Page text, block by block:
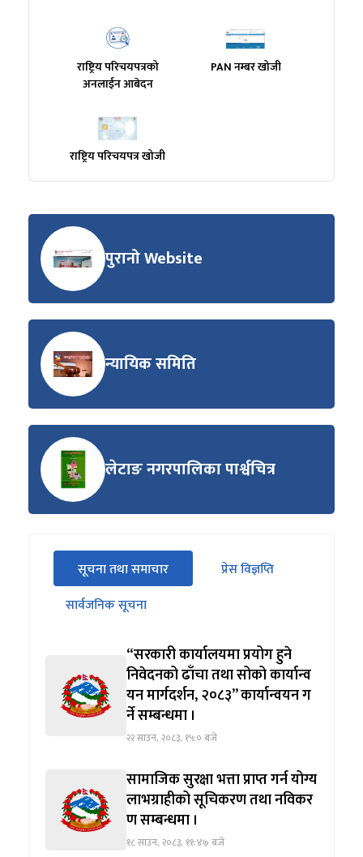
राष्ट्रिय परिचयपत्रको
अनलाईन आबेदन
PAN नम्बर खोजी
राष्ट्रिय परिचयपत्र खोजी
पुरानो Website
न्यायिक समिति
लेटाङ नगरपालिका पार्श्वचित्र
सीधा
पहिलो
ट्याबको
सूचना तथा समाचार
(सक्रिय ट्याब)
प्रेस विज्ञप्ति
सार्वजनिक सूचना
“सरकारी कार्यालयमा प्रयोग हुने
निवेदनको ढाँचा तथा सोको कार्यान्व
यन मार्गदर्शन, २०८३” कार्यान्वयन ग
र्ने सम्बन्धमा ।
२२ साउन, २०८३, १५:० बजे
सामाजिक सुरक्षा भत्ता प्राप्त गर्न योग्य
लाभग्राहीको सूचिकरण तथा नविकर
ण सम्बन्धमा ।
१८ साउन, २०८३, ११:४७ बजे